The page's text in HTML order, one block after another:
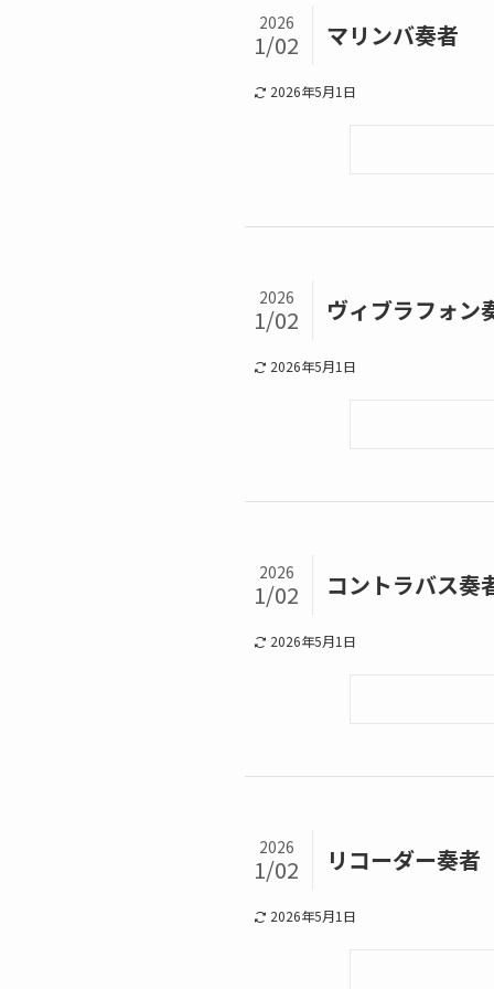
マリンバ奏者
2026
1/02
2026年5月1日
ヴィブラフォン
2026
1/02
2026年5月1日
コントラバス奏
2026
1/02
2026年5月1日
リコーダー奏者
2026
1/02
2026年5月1日